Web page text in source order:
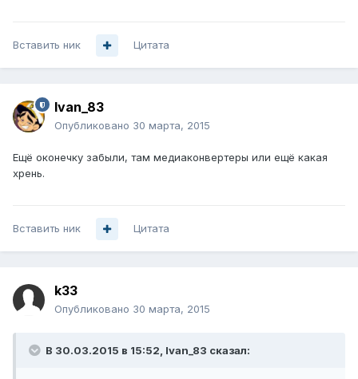
Вставить ник Цитата
Ivan_83
Опубликовано 30 марта, 2015
Ещё оконечку забыли, там медиаконвертеры или ещё какая
хрень.
Вставить ник Цитата
k33
Опубликовано 30 марта, 2015
В 30.03.2015 в 15:52, Ivan_83 сказал: